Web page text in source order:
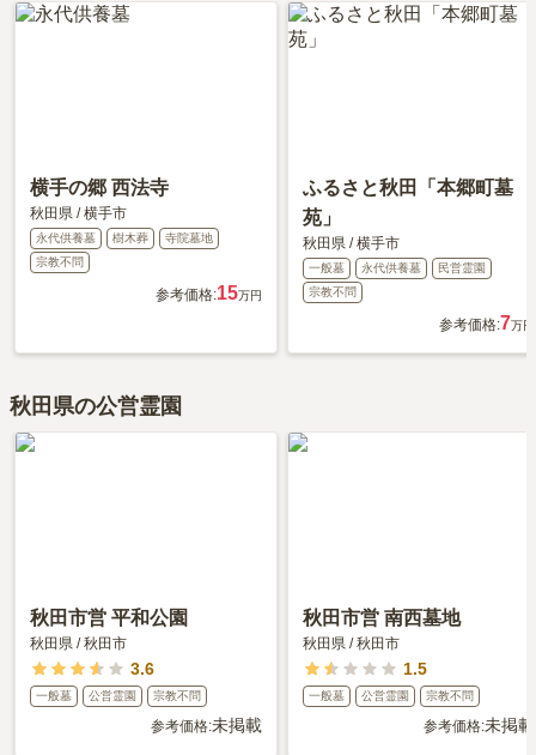
ご自身の目で雰囲気を確認してみることをおすすめします。
横手の郷 西法寺
秋田県 /横手市
永代供養墓 樹木葬
寺院墓地
宗教不問
参考価格:15万円
ふるさと秋田「本郷町墓
苑」
秋田県 /横手市
一般墓 永代供養墓
民営霊園
宗教不問
参考価格:7万円
秋田県の公営霊園
秋田市営 平和公園
秋田県 /秋田市
3.6
一般墓 公営霊園 宗教不問
参考価格:未掲載
秋田市営 南西墓地
秋田県 /秋田市
1.5
一般墓 公営霊園 宗教不問
参考価格:未掲載